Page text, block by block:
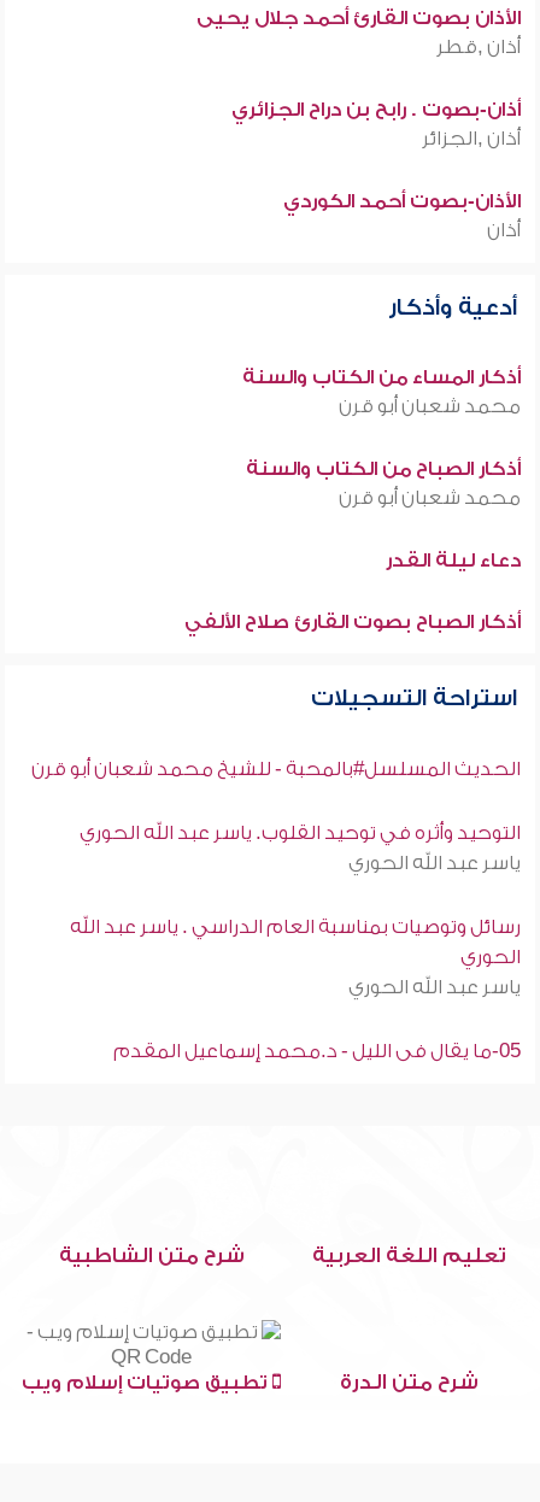
الأذان بصوت القارئ أحمد جلال يحيى
أذان ,قطر
أذان-بصوت . رابح بن دراح الجزائري
أذان ,الجزائر
الأذان-بصوت أحمد الكوردي
أذان
أدعية وأذكار
أذكار المساء من الكتاب والسنة
محمد شعبان أبو قرن
أذكار الصباح من الكتاب والسنة
محمد شعبان أبو قرن
دعاء ليلة القدر
أذكار الصباح بصوت القارئ صلاح الألفي
استراحة التسجيلات
الحديث المسلسل#بالمحبة - للشيخ محمد شعبان أبو قرن
التوحيد وأثره في توحيد القلوب. ياسر عبد الله الحوري
ياسر عبد الله الحوري
رسائل وتوصيات بمناسبة العام الدراسي . ياسر عبد الله
الحوري
ياسر عبد الله الحوري
05-ما يقال فى الليل - د.محمد إسماعيل المقدم
تعليم اللغة العربية شرح متن الشاطبية
شرح متن الدرة تطبيق صوتيات إسلام ويب